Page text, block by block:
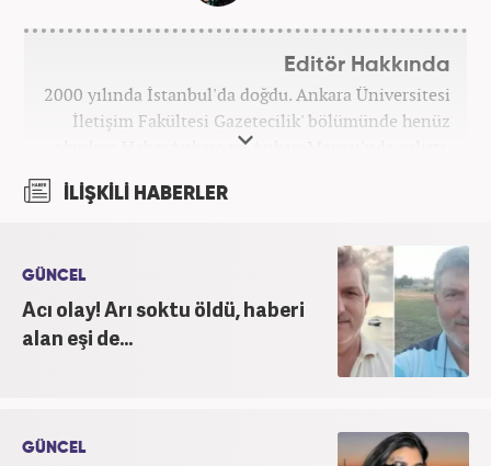
Editör Hakkında
2000 yılında İstanbul'da doğdu. Ankara Üniversitesi
İletişim Fakültesi Gazetecilik' bölümünde henüz
okurken HaberAnkara ve AnkaraMasası'nda çalıştı.
2022 yılındaki mezuniyetinin ardından Beyaz TV'de
'Haber Editörü' pozisyonunda görev aldı. 2024
Editörü kariyerine devam etmektedir.
İLİŞKİLİ HABERLER
GÜNCEL
Acı olay! Arı soktu öldü, haberi
alan eşi de...
GÜNCEL